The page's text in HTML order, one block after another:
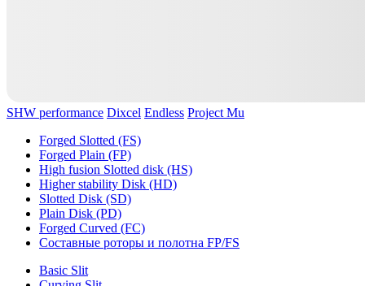
SHW performance Dixcel Endless Project Mu
Forged Slotted (FS)
Forged Plain (FP)
High fusion Slotted disk (HS)
Higher stability Disk (HD)
Slotted Disk (SD)
Plain Disk (PD)
Forged Curved (FC)
Составные роторы и полотна FP/FS
Basic Slit